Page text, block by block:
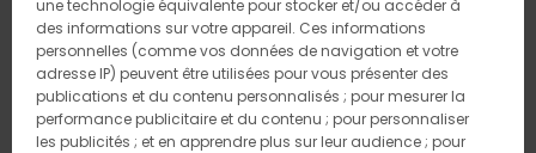
une technologie équivalente pour stocker et/ou accéder à
des informations sur votre appareil. Ces informations
personnelles (comme vos données de navigation et votre
adresse IP) peuvent être utilisées pour vous présenter des
publications et du contenu personnalisés ; pour mesurer la
performance publicitaire et du contenu ; pour personnaliser
les publicités ; et en apprendre plus sur leur audience ; pour